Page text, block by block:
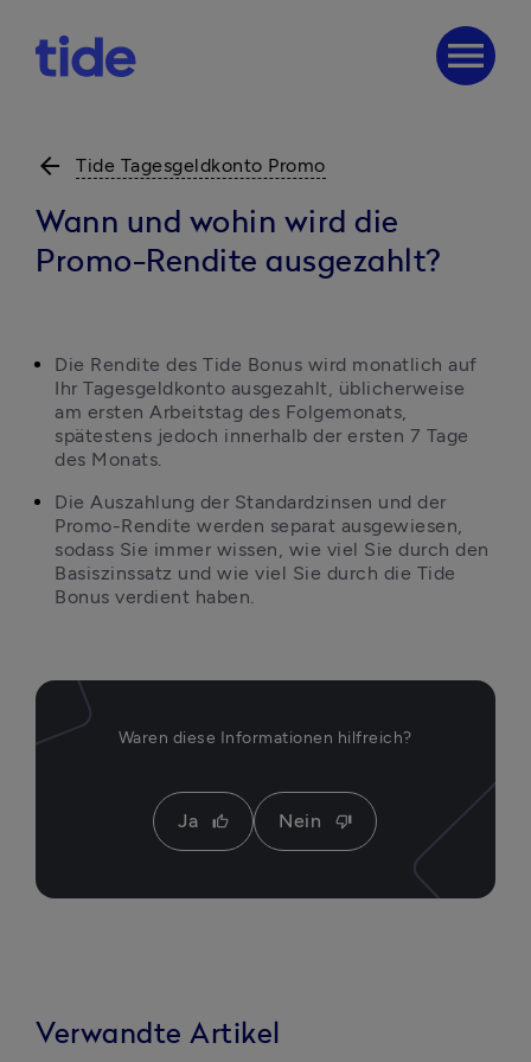
menu
arrow_back Tide Tagesgeldkonto Promo
Wann und wohin wird die
Promo-Rendite ausgezahlt?
Die Rendite des Tide Bonus wird monatlich auf
Ihr Tagesgeldkonto ausgezahlt, üblicherweise
am ersten Arbeitstag des Folgemonats,
spätestens jedoch innerhalb der ersten 7 Tage
des Monats.
Die Auszahlung der Standardzinsen und der
Promo-Rendite werden separat ausgewiesen,
sodass Sie immer wissen, wie viel Sie durch den
Basiszinssatz und wie viel Sie durch die Tide
Bonus verdient haben.
Waren diese Informationen hilfreich?
Ja thumb_up Nein thumb_down
Verwandte Artikel